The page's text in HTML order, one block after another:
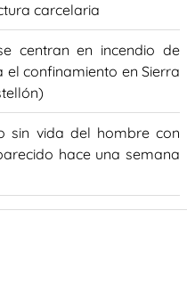
carcelaria
centran en incendio de
el confinamiento en Sierra
sin vida del hombre con
hace una semana